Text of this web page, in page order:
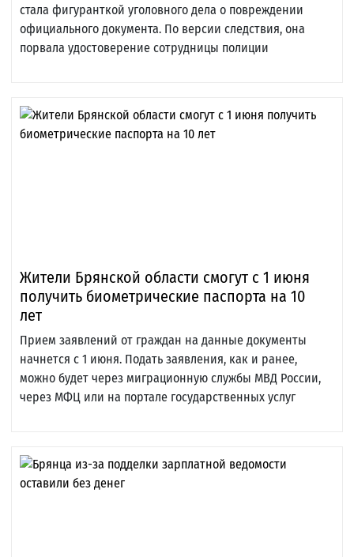
стала фигуранткой уголовного дела о повреждении
официального документа. По версии следствия, она
порвала удостоверение сотрудницы полиции
Жители Брянской области смогут с 1 июня
получить биометрические паспорта на 10
лет
Прием заявлений от граждан на данные документы
начнется с 1 июня. Подать заявления, как и ранее,
можно будет через миграционную службы МВД России,
через МФЦ или на портале государственных услуг